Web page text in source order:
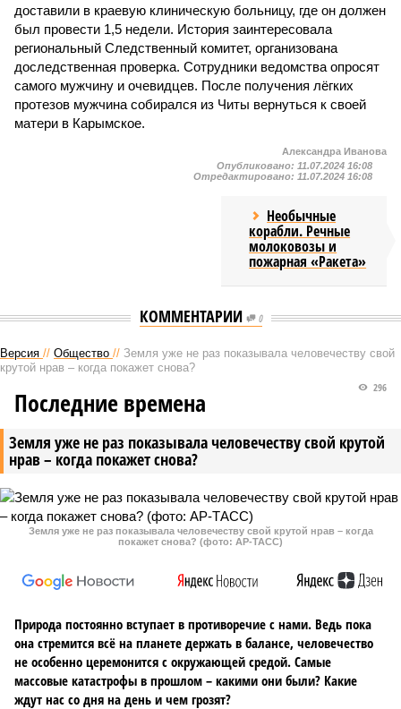
доставили в краевую клиническую больницу, где он должен
был провести 1,5 недели. История заинтересовала
региональный Следственный комитет, организована
доследственная проверка. Сотрудники ведомства опросят
самого мужчину и очевидцев. После получения лёгких
протезов мужчина собирался из Читы вернуться к своей
матери в Карымское.
Александра Иванова
Опубликовано: 11.07.2024 16:08
Отредактировано: 11.07.2024 16:08
Необычные
корабли. Речные
молоковозы и
пожарная «Ракета»
КОММЕНТАРИИ 0
Версия // Общество // Земля уже не раз показывала человечеству свой
крутой нрав – когда покажет снова?
Земля уже не раз показывала человечеству свой крутой
нрав – когда покажет снова?
296
Последние времена
Земля уже не раз показывала человечеству свой крутой нрав – когда
покажет снова? (фото: АР-ТАСС)
Природа постоянно вступает в противоречие с нами. Ведь пока
она стремится всё на планете держать в балансе, человечество
не особенно церемонится с окружающей средой. Самые
массовые катастрофы в прошлом – какими они были? Какие
ждут нас со дня на день и чем грозят?